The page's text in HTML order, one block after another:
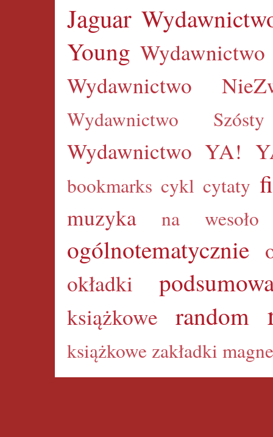
Jaguar
Young
Wydawnictwo
Wydawnictwo
Wydawnictwo YA!
bookmarks cykl cytaty
muzyka na wesoło
ogólnotematycznie
okładki
książkowe random
książkowe zakładki